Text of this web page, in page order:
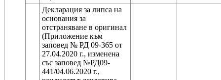
Декларация за липса на
основания за
отстраняване в оригинал
(Приложение към
заповед № РД 09-365 от
27.04.2020 г., изменена
със заповед №РД09-
441/04.06.2020 г.,